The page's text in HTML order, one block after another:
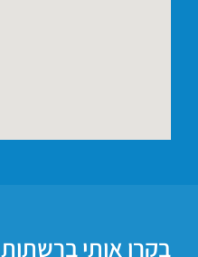
בקרו אותי ברשתות